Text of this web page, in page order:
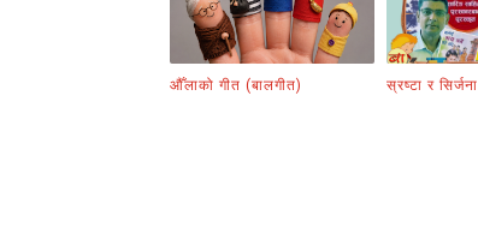
औँलाको गीत (बालगीत) स्रष्टा र सिर्जना